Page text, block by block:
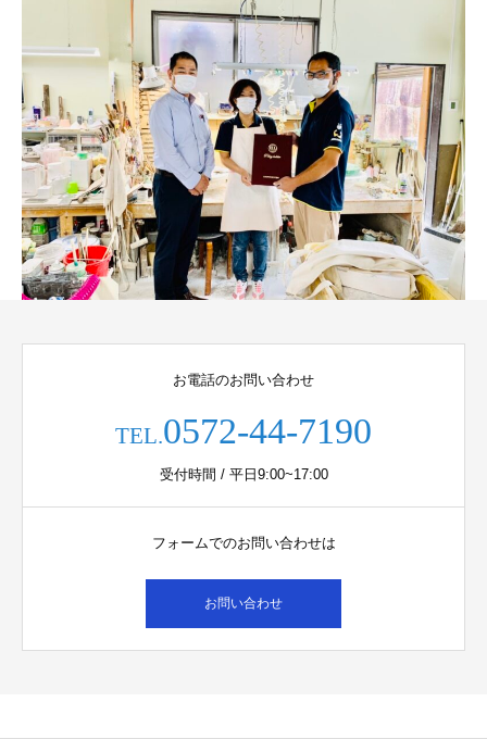
お電話のお問い合わせ
TEL.0572-44-7190
受付時間 / 平日9:00~17:00
フォームでのお問い合わせは
お問い合わせ